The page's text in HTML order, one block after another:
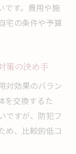
です。費用や施
宅の条件や予算
策の決め手
対効果のバラン
を交換するた
ですが、防犯フ
め、比較的低コ